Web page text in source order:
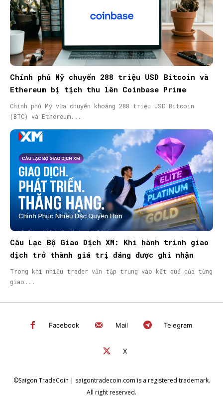
Chính phủ Mỹ chuyển 288 triệu USD Bitcoin và
Ethereum bị tịch thu lên Coinbase Prime
Chính phủ Mỹ vừa chuyển khoảng 288 triệu USD Bitcoin
(BTC) và Ethereum...
Câu Lạc Bộ Giao Dịch XM: Khi hành trình giao
dịch trở thành giá trị đáng được ghi nhận
Trong khi nhiều trader vẫn tập trung vào kết quả của từng
giao...
Facebook Mail Telegram
X
©Saigon TradeCoin | saigontradecoin.com is a registered trademark.
All right reserved.